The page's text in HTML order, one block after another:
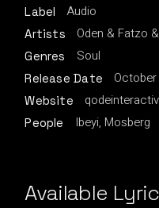
Label Audio
Artists Oden & Fatzo
Genres Soul
Release Date October
Website
People Ibeyi, Mosberg
Available